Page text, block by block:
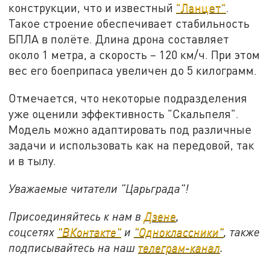
конструкции, что и известный "Ланцет".
Такое строение обеспечивает стабильность
БПЛА в полёте. Длина дрона составляет
около 1 метра, а скорость – 120 км/ч. При этом
вес его боеприпаса увеличен до 5 килограмм.
Отмечается, что некоторые подразделения
уже оценили эффективность "Скальпеля".
Модель можно адаптировать под различные
задачи и использовать как на передовой, так
и в тылу.
Уважаемые читатели "Царьграда"!
Присоединяйтесь к нам в Дзене
соцсетях "ВКонтакте" и "Одноклассники" также
подписывайтесь на наш телеграм-канал